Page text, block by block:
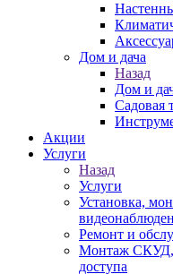
Дом и дача
Назад
Дом и
Садовая
Акции
Услуги
Назад
Услуги
Установка,
Ремонт и
Монтаж СКУД,
доступа